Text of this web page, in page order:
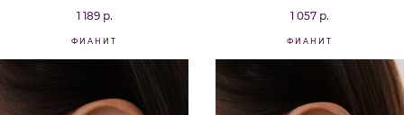
1 189 р.
ФИАНИТ
1 057 р.
ФИАНИТ